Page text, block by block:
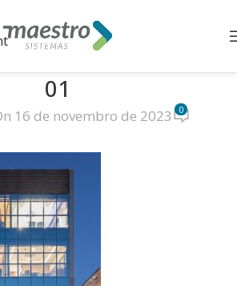
01
16 de novembro de 2023 0